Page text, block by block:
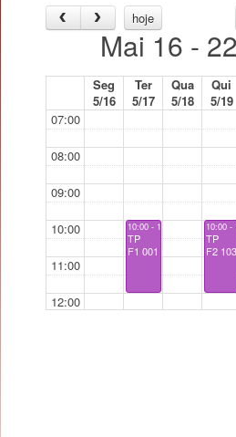
hoje
Mai 16 -
Seg
5/16
Ter
5/17
Qua
5/18
Qui
5/19
07:00
08:00
09:00
10:00
11:00
12:00
10:00 - 12:00
TP
F1 001
10:00 -
TP
F2 103